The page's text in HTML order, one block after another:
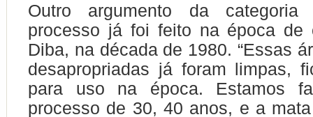
Outro argumento da
processo já foi feito na época de
Diba, na década de 1980. “Essas
desapropriadas já foram limpas,
para uso na época. Estamos
processo de 30, 40 anos, e a